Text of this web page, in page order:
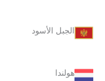
الجبل الأسود
هولندا